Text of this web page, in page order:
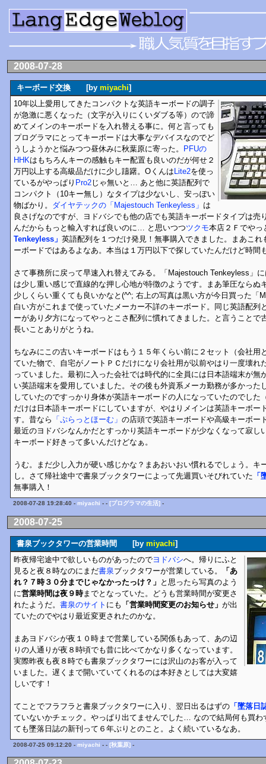
2008-07-28
キーボード交換 [by miyachi]
10年以上愛用してきたコンパクトな英語キーボードの調子
が急激に悪くなった（文字が入りにくいダブる等）ので諦
めてメインのキーボードを入れ替える事に。何と言っても
プログラマにとってキーボードは大事なデバイスなのでど
うしようかと悩みつつ昼休みに秋葉原に寄った。
PFUの
HHKはもちろんキーの感触もキー配置も良いのだが何せ２
万円以上する高級品だけに少し躊躇。Oくんは Lite2を使っ
ているがやっぱり Pro2 じゃ無いと… あと他に英語配列で
コンパクト（10キー無し）なタイプは少ないし、安っぽい
物ばかり。 ダイヤテックの「Majestouch Tenkeyless」 は
良さげなのですが、ヨドバシでも他の店でも英語キーボードタイプは売
んだからもっと輸入すれば良いのに… と思いつつツクモ本店２Ｆでやっ
Tenkeyless」 英語配列を１つだけ発見！無事購入できました。まあこ
ーボードではあるよなあ。本当は１万円以下で探していたんだけど時間
さて事務所に戻って早速入れ替えてみる。「Majestouch Tenkeyless」
は少し重い感じで直線的な押し心地が特徴のようです。まあ筆圧ならぬ
少しくらい重くても良いかなと(^^; 右上の写真は黒い方が今日買った「
白い方がこれまで使っていたメーカー不詳のキーボード。同じ英語配列
ーがあり夕方になってやっとこさ配列に慣れてきました。と言うことで
長いことありがとうね。
ちなみにこの古いキーボードはもう１５年くらい前に２セット（会社用
ていた物で、自宅がノートＰＣだけになり会社用が以前やはり一度壊れ
っていました。最初に入った会社では時代的に全員には日本語端末が無
い英語端末を愛用していました。その後も外資系メーカ勤務が多かった
していたのですっかり身体が英語キーボードの人になっていたのでした
だけは日本語キーボードにしていますが、やはりメインは英語キーボー
す。昔なら 「ぷらっとほーむ」 の店頭で英語キーボードや高級キーボー
最近のヨドバシなんかだとすっかり英語キーボードが少なくなって寂し
キーボード好きって多いんだけどなぁ。
うむ。まだ少し入力が硬い感じかな？まあおいおい慣れるでしょう。キ
し。さて帰社途中で書泉ブックタワーによって先週買いそびれていた
無事購入！
2008-07-28 19:28:40 - miyachi - - [プログラマの生活] -
2008-07-25
書泉ブックタワーの営業時間 [by miyachi]
昨夜帰宅途中で欲しいものがあったのでヨドバシへ。帰りにふと
見ると夜８時なのにまだ書泉ブックタワーが営業している。
「あ
れ？７時３０分までじゃなかったっけ？」 と思ったら写真のよう
に営業時間は夜９時までとなっていた。どうも営業時間が変更さ
れたようだ。 書泉のサイト にも 「営業時間変更のお知らせ」 が出
ていたのでやはり最近変更されたのかな。
まあヨドバシが夜１０時まで営業している関係もあって、あの辺
りの人通りが夜８時頃でも昔に比べてかなり多くなっています。
実際昨夜も夜８時でも書泉ブックタワーには沢山のお客が入って
いました。遅くまで開いていてくれるのは本好きとしては大変嬉
しいです！
てことでフラフラと書泉ブックタワーに入り、翌日出るはずの 「墜落
ていないかチェック。やっぱり出てませんでした… なので結局何も買わ
ても墜落日誌の新刊って６年ぶりとのこと。よく続いているなあ。
2008-07-25 09:12:20 - miyachi - - [秋葉原] -